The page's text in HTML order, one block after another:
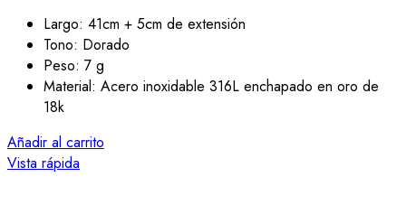
Largo: 41cm + 5cm de extensión
Tono: Dorado
Peso: 7 g
Material: Acero inoxidable 316L enchapado en oro de
18k
Añadir al carrito
Vista rápida